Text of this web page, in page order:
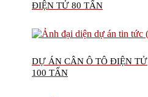
ĐIỆN TỬ 80 TẤN
DỰ ÁN CÂN Ô TÔ ĐIỆN TỬ
100 TẤN